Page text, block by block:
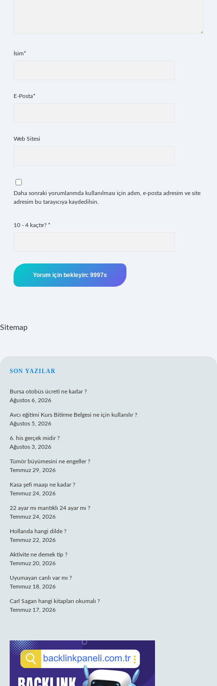
İsim*
E-Posta*
Web Sitesi
Daha sonraki yorumlarımda kullanılması için adım, e-posta adresim ve site
adresim bu tarayıcıya kaydedilsin.
10 - 4 kaçtır? *
Sitemap
SIDEBAR
SON YAZILAR
Bursa otobüs ücreti ne kadar ?
Ağustos 6, 2026
Avcı eğitimi Kurs Bitirme Belgesi ne için kullanılır ?
Ağustos 5, 2026
6. his gerçek midir ?
Ağustos 3, 2026
Tümör büyümesini ne engeller ?
Temmuz 29, 2026
Kasa şefi maaşı ne kadar ?
Temmuz 24, 2026
22 ayar mı mantıklı 24 ayar mı ?
Temmuz 24, 2026
Hollanda hangi dilde ?
Temmuz 22, 2026
Aktivite ne demek tip ?
Temmuz 20, 2026
Uyumayan canlı var mı ?
Temmuz 18, 2026
Carl Sagan hangi kitapları okumalı ?
Temmuz 17, 2026